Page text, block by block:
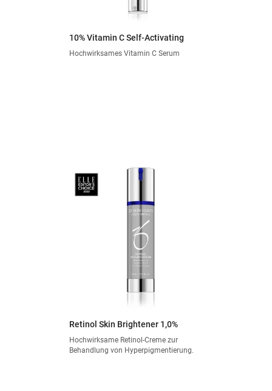
10% Vitamin C Self-Activating
Hochwirksames Vitamin C Serum
Retinol Skin Brightener 1,0%
Hochwirksame Retinol-Creme zur
Behandlung von Hyperpigmentierung.